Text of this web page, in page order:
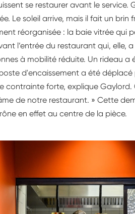
se restaurer avant le service.
Le soleil arrive, mais il fait un brin
réorganisée : la baie vitrée qui
l’entrée du restaurant qui, elle,
à mobilité réduite. Un rideau
d'encaissement a été
contrainte forte, explique
de notre restaurant. » Cette
en effet au centre de la pièce.